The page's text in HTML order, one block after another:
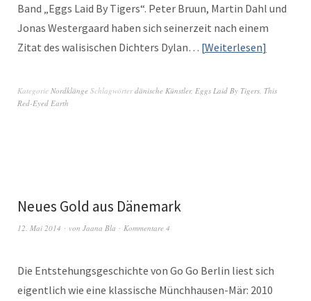
Band „Eggs Laid By Tigers“. Peter Bru­un, Mar­tin Dahl und
Jonas West­er­gaard haben sich sein­erzeit nach einem
Zitat des wal­i­sis­chen Dichters Dylan… Weit­er­lesen
Kategorie Nordklänge Schlagwörterdänische Künstler, Eggs Laid By Tigers This
Red-Eyed Earth
Neues Gold aus Dänemark
12. Mai 2014 von Jaana Bla Kommentare 4
Die Entste­hungs­geschichte von Go Go Berlin liest sich
eigentlich wie eine klas­sis­che Münch­hausen-Mär: 2010